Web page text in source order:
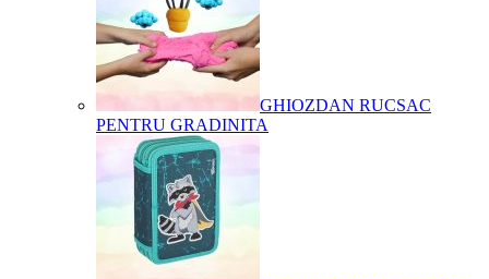
GHIOZDAN RUCSAC
PENTRU GRADINITA